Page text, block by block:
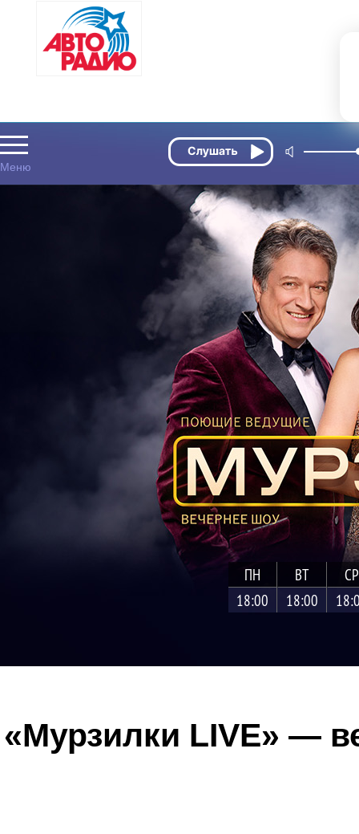
ПН ВТ
СР
18:00
18:00
«Мурзилки LIVE» —